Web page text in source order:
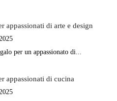
appassionati di arte e design
per un appassionato di...
appassionati di cucina